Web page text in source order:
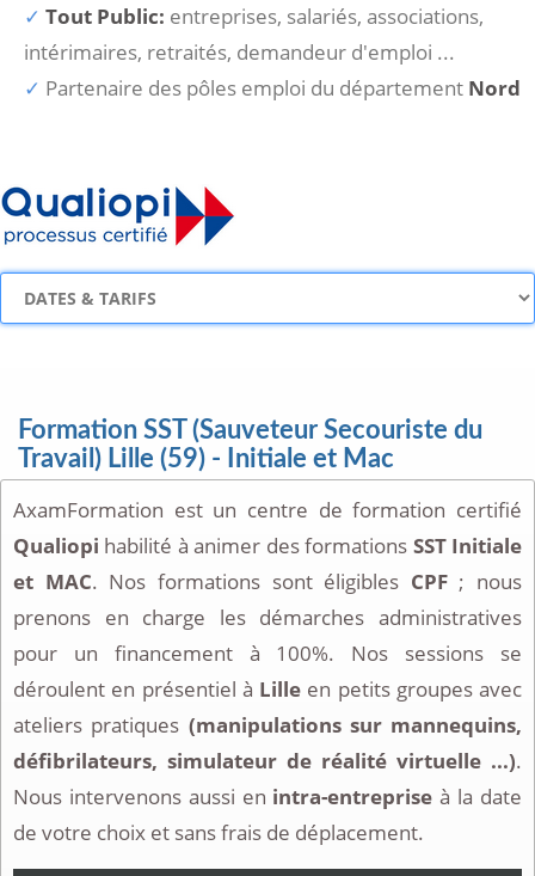
Tout Public: entreprises, salariés, associations,
intérimaires, retraités, demandeur d'emploi ...
Partenaire des pôles emploi du département Nord
Formation SST (Sauveteur Secouriste du
Travail) Lille (59) - Initiale et Mac
AxamFormation est un centre de formation certifié
Qualiopi habilité à animer des formations SST Initiale
et MAC. Nos formations sont éligibles CPF; nous
prenons en charge les démarches administratives
pour un financement à 100%. Nos sessions se
déroulent en présentiel à Lille en petits groupes avec
ateliers pratiques (manipulations sur mannequins,
défibrilateurs, simulateur de réalité virtuelle ...).
Nous intervenons aussi en intra-entreprise à la date
de votre choix et sans frais de déplacement.